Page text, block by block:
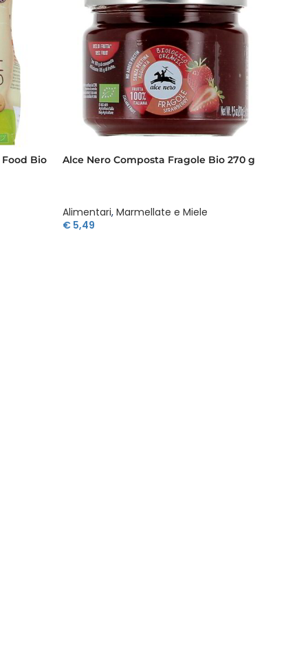
Bio
Alce Nero Composta Fragole Bio 270 g
Alimentari, Marmellate e Miele
€5,49